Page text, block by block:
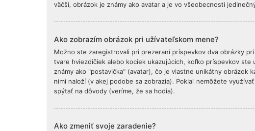
väčší, obrázok je známy ako avatar a je vo všeobecnosti
Ako zobrazím obrázok pri užívateľskom mene?
Možno ste zaregistrovali pri prezeraní príspevkov dva obrázky
tvare hviezdičiek alebo kociek ukazujúcich, koľko príspevkov ste
známy ako "postavička" (avatar), čo je vlastne unikátny obrázok
nimi naloží (v akej podobe sa zobrazia). Pokiaľ nemôžete
spýtať na dôvody (veríme, že sa hodia).
Ako zmeniť svoje zaradenie?